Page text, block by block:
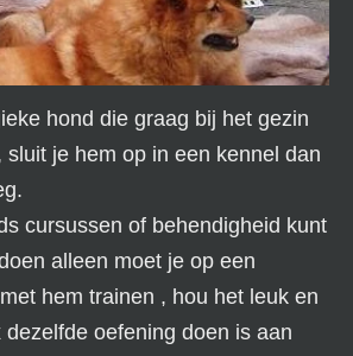
hond die graag bij het gezin
sluit je hem op in een kennel dan
cursussen of behendigheid kunt
alleen moet je op een
hem trainen , hou het leuk en
oefening doen is aan